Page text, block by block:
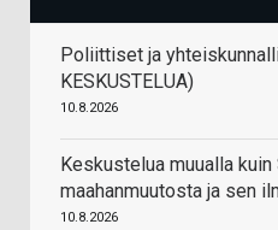
Poliittiset ja
KESKUSTELUA)
10.8.2026
Keskustelua muualla
maahanmuutosta ja sen
10.8.2026